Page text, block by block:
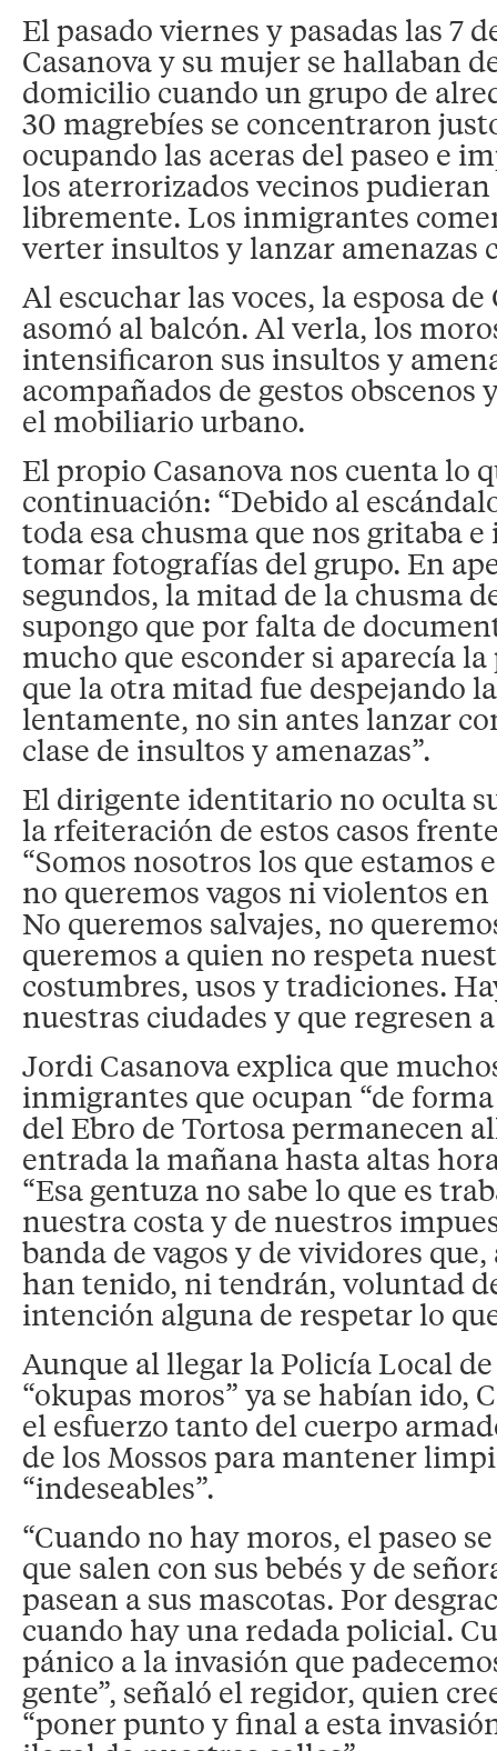
El pasado viernes y pasadas las 7
Casanova y su mujer se hallaban
domicilio cuando un grupo de
30 magrebíes se concentraron
ocupando las aceras del paseo e
los aterrorizados vecinos pudieran
libremente. Los inmigrantes
verter insultos y lanzar amenazas
Al escuchar las voces, la esposa de
asomó al balcón. Al verla, los
intensificaron sus insultos y
acompañados de gestos obscenos
el mobiliario urbano.
El propio Casanova nos cuenta lo
continuación: “Debido al
toda esa chusma que nos gritaba
tomar fotografías del grupo. En
segundos, la mitad de la chusma
supongo que por falta de
mucho que esconder si aparecía
que la otra mitad fue despejando
lentamente, no sin antes lanzar
clase de insultos y amenazas”.
El dirigente identitario no oculta
la rfeiteración de estos casos
“Somos nosotros los que estamos
no queremos vagos ni violentos
No queremos salvajes, no
queremos a quien no respeta
costumbres, usos y tradiciones.
nuestras ciudades y que regresen
Jordi Casanova explica que
inmigrantes que ocupan “de
del Ebro de Tortosa permanecen
entrada la mañana hasta altas
“Esa gentuza no sabe lo que es
nuestra costa y de nuestros
banda de vagos y de vividores que,
han tenido, ni tendrán, voluntad
intención alguna de respetar lo
Aunque al llegar la Policía Local
“okupas moros” ya se habían ido,
el esfuerzo tanto del cuerpo
de los Mossos para mantener
“indeseables”.
“Cuando no hay moros, el paseo
que salen con sus bebés y de
pasean a sus mascotas. Por
cuando hay una redada policial.
pánico a la invasión que
gente”, señaló el regidor, quien
“poner punto y final a esta